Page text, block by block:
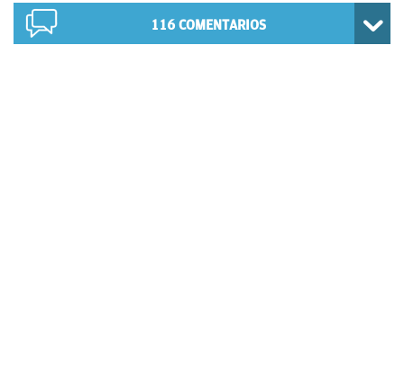
116 COMENTARIOS